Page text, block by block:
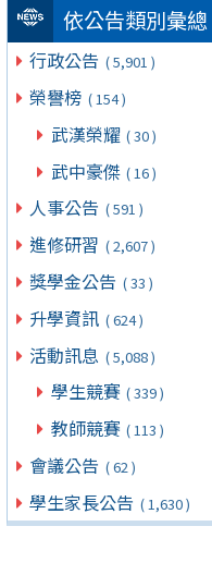
依公告類別彙總
行政公告 ( 5,901 )
榮譽榜 ( 154 )
武漢榮耀 ( 30 )
武中豪傑 ( 16 )
人事公告 ( 591 )
進修研習 ( 2,607 )
獎學金公告 ( 33 )
升學資訊 ( 624 )
活動訊息 ( 5,088 )
學生競賽 ( 339 )
教師競賽 ( 113 )
會議公告 ( 62 )
學生家長公告 ( 1,630 )